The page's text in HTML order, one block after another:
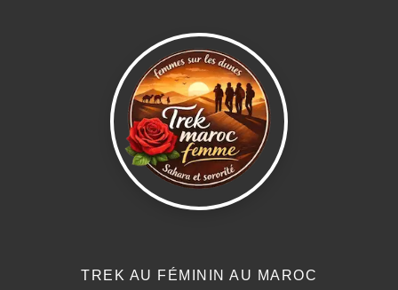
TREK AU FÉMININ AU MAROC